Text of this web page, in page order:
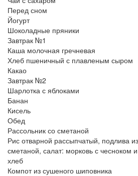
Перед сном
Йогурт
Шоколадные пряники
Завтрак №1
Каша молочная гречневая
Хлеб пшеничный с плавленым сыром
Какао
Завтрак №2
Шарлотка с яблоками
Банан
Кисель
Обед
Рассольник со сметаной
Рис отварной рассыпчатый, подлива
сметаной, салат: морковь с чесноком
хлеб
Компот из сушеного шиповника